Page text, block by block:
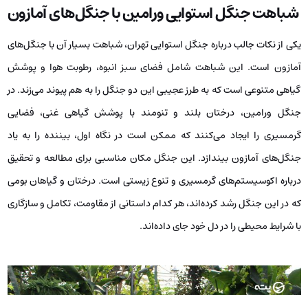
شباهت جنگل استوایی ورامین با جنگل‌های آمازون
یکی از نکات جالب درباره جنگل استوایی تهران، شباهت‌ بسیار آن با جنگل‌های
آمازون است. این شباهت شامل فضای سبز انبوه، رطوبت هوا و پوشش
گیاهی متنوعی است که به طرز عجیبی این دو جنگل را به هم پیوند می‌زند. در
جنگل ورامین، درختان بلند و تنومند با پوشش گیاهی غنی، فضایی
گرمسیری را ایجاد می‌کنند که ممکن است در نگاه اول، بیننده را به یاد
جنگل‌های آمازون بیندازد. این جنگل مکان مناسبی برای مطالعه و تحقیق
درباره‌ اکوسیستم‌های گرمسیری و تنوع زیستی است. درختان و گیاهان بومی
که در این جنگل رشد کرده‌اند، هر کدام داستانی از مقاومت، تکامل و سازگاری
با شرایط محیطی را در دل خود جای داده‌اند.